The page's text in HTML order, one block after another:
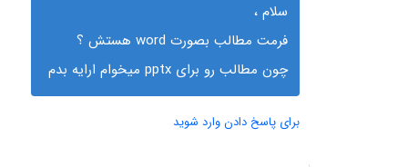
سلام ،
فرمت مطالب بصورت word هستش ؟
چون مطالب رو برای pptx میخوام ارایه بدم
برای پاسخ دادن وارد شوید